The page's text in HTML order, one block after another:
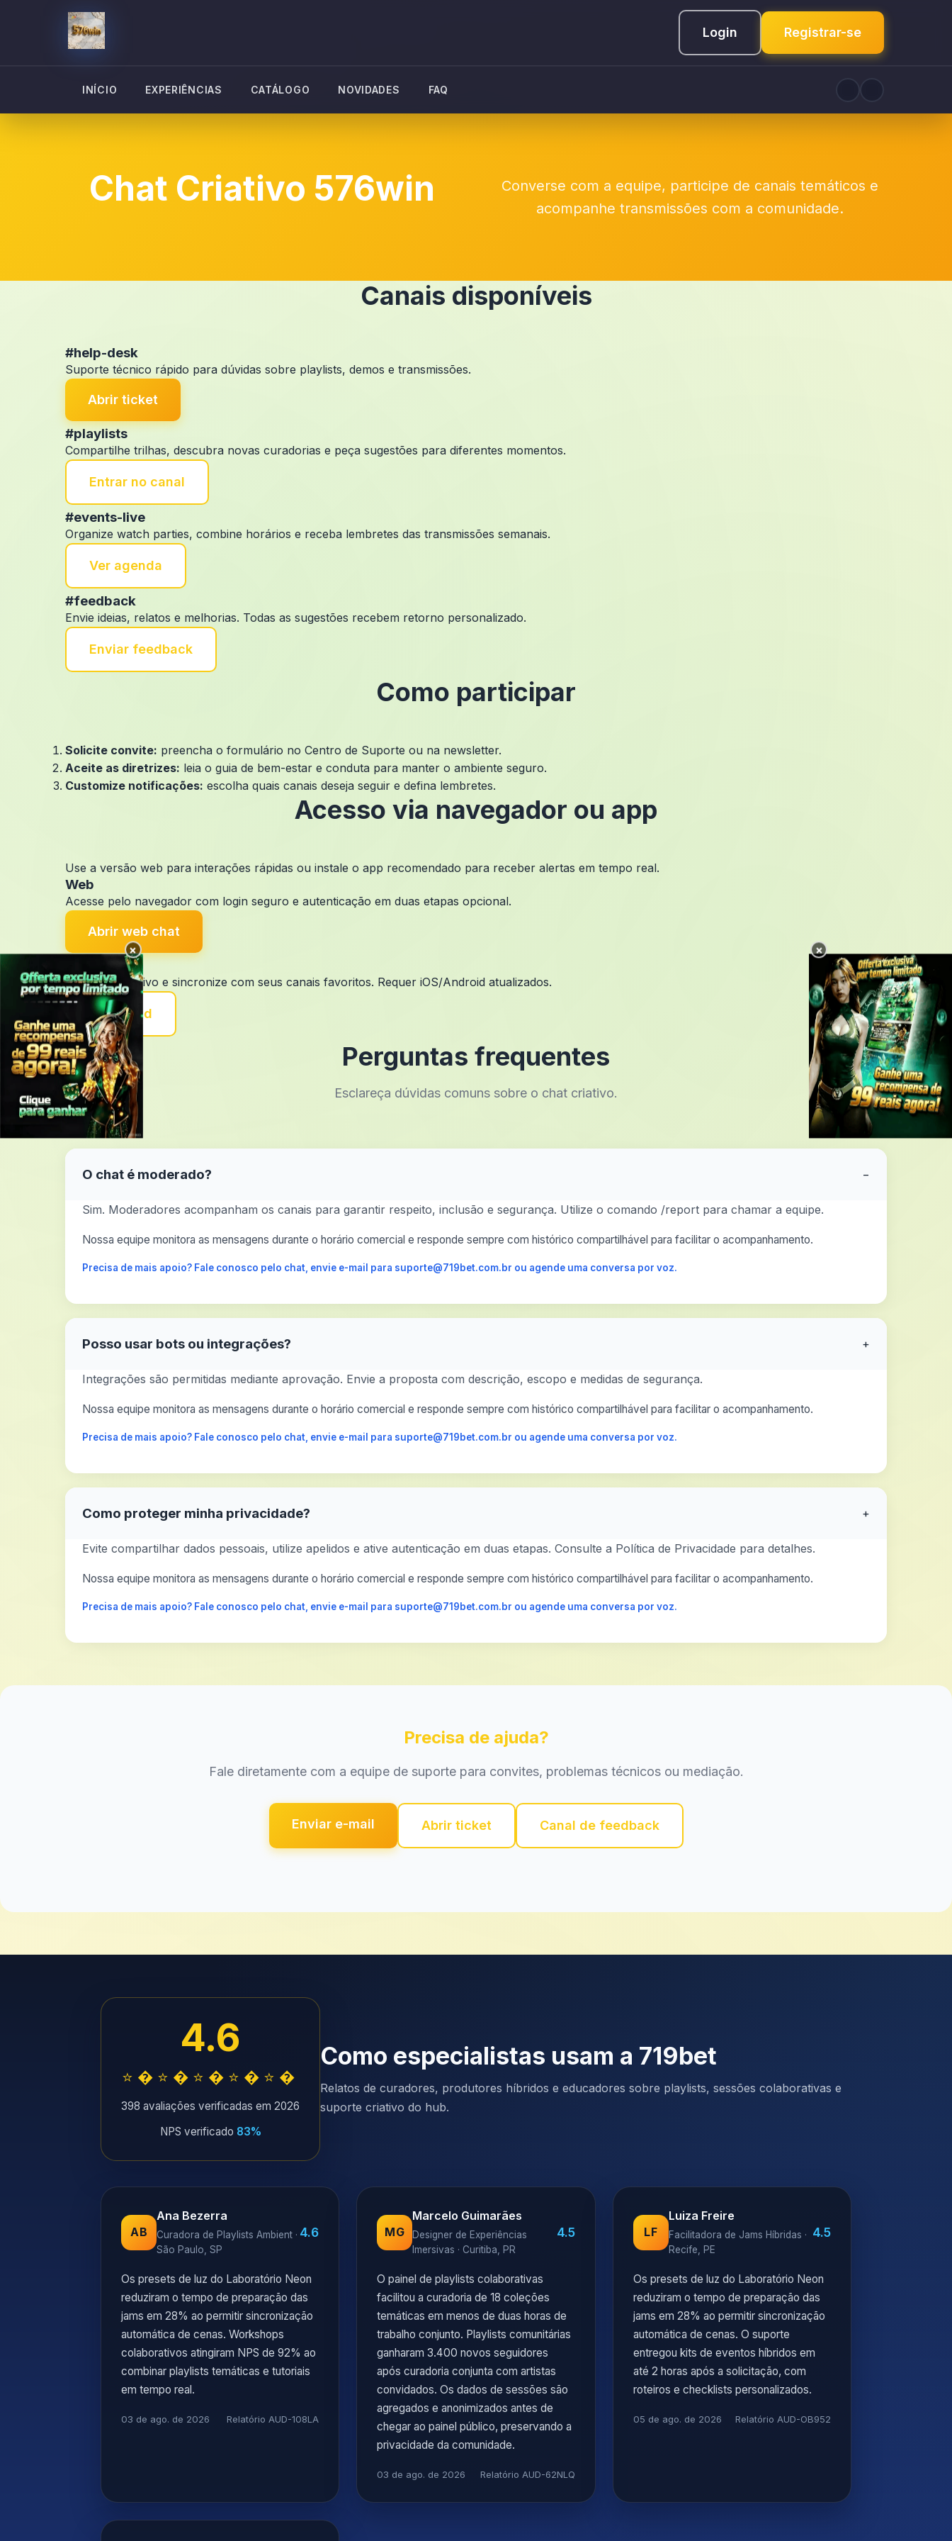
Login Registrar-se
INÍCIO EXPERIÊNCIAS CATÁLOGO NOVIDADES FAQ
Chat Criativo 576win
Converse com a equipe, participe de canais temáticos e
acompanhe transmissões com a comunidade.
Canais disponíveis
#help-desk
Suporte técnico rápido para dúvidas sobre playlists, demos e transmissões.
Abrir ticket
#playlists
Compartilhe trilhas, descubra novas curadorias e peça sugestões para diferentes momentos.
Entrar no canal
#events-live
Organize watch parties, combine horários e receba lembretes das transmissões semanais.
Ver agenda
#feedback
Envie ideias, relatos e melhorias. Todas as sugestões recebem retorno personalizado.
Enviar feedback
Como participar
Solicite convite: preencha o formulário no Centro de Suporte ou na newsletter.
Aceite as diretrizes: leia o guia de bem-estar e conduta para manter o ambiente seguro.
Customize notificações: escolha quais canais deseja seguir e defina lembretes.
Acesso via navegador ou app
Use a versão web para interações rápidas ou instale o app recomendado para receber alertas em tempo real.
Web
Acesse pelo navegador com login seguro e autenticação em duas etapas opcional.
Abrir web chat
Baixe o aplicativo e sincronize com seus canais favoritos. Requer iOS/Android atualizados.
Download
Perguntas frequentes
Esclareça dúvidas comuns sobre o chat criativo.
O chat é moderado? −
Sim. Moderadores acompanham os canais para garantir respeito, inclusão e segurança. Utilize o comando /report para chamar a equipe.
Nossa equipe monitora as mensagens durante o horário comercial e responde sempre com histórico compartilhável para facilitar o acompanhamento.
Precisa de mais apoio? Fale conosco pelo chat, envie e-mail para suporte@719bet.com.br ou agende uma conversa por voz.
Posso usar bots ou integrações? +
Integrações são permitidas mediante aprovação. Envie a proposta com descrição, escopo e medidas de segurança.
Nossa equipe monitora as mensagens durante o horário comercial e responde sempre com histórico compartilhável para facilitar o acompanhamento.
Precisa de mais apoio? Fale conosco pelo chat, envie e-mail para suporte@719bet.com.br ou agende uma conversa por voz.
Como proteger minha privacidade? +
Evite compartilhar dados pessoais, utilize apelidos e ative autenticação em duas etapas. Consulte a Política de Privacidade para detalhes.
Nossa equipe monitora as mensagens durante o horário comercial e responde sempre com histórico compartilhável para facilitar o acompanhamento.
Precisa de mais apoio? Fale conosco pelo chat, envie e-mail para suporte@719bet.com.br ou agende uma conversa por voz.
Precisa de ajuda?
Fale diretamente com a equipe de suporte para convites, problemas técnicos ou mediação.
Enviar e-mail Abrir ticket Canal de feedback
4.6
⭐�⭐�⭐�⭐�⭐�
398 avaliações verificadas em 2026
NPS verificado 83%
Como especialistas usam a 719bet
Relatos de curadores, produtores híbridos e educadores sobre playlists, sessões colaborativas e
suporte criativo do hub.
AB
Ana Bezerra
Curadora de Playlists Ambient ·
São Paulo, SP
4.6
Os presets de luz do Laboratório Neon
reduziram o tempo de preparação das
jams em 28% ao permitir sincronização
automática de cenas. Workshops
colaborativos atingiram NPS de 92% ao
combinar playlists temáticas e tutoriais
em tempo real.
03 de ago. de 2026 Relatório AUD-108LA
MG
Marcelo Guimarães
Designer de Experiências
Imersivas · Curitiba, PR
4.5
O painel de playlists colaborativas
facilitou a curadoria de 18 coleções
temáticas em menos de duas horas de
trabalho conjunto. Playlists comunitárias
ganharam 3.400 novos seguidores
após curadoria conjunta com artistas
convidados. Os dados de sessões são
agregados e anonimizados antes de
chegar ao painel público, preservando a
privacidade da comunidade.
03 de ago. de 2026 Relatório AUD-62NLQ
LF
Luiza Freire
Facilitadora de Jams Híbridas ·
Recife, PE
4.5
Os presets de luz do Laboratório Neon
reduziram o tempo de preparação das
jams em 28% ao permitir sincronização
automática de cenas. O suporte
entregou kits de eventos híbridos em
até 2 horas após a solicitação, com
roteiros e checklists personalizados.
05 de ago. de 2026 Relatório AUD-OB952
× ×